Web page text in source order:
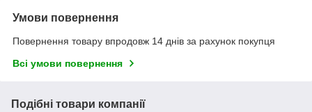
Умови повернення
Повернення товару впродовж 14 днів за рахунок покупця
Всі умови повернення
Подібні товари компанії